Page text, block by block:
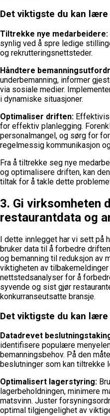
Det viktigste du kan lære
Tiltrekke nye medarbeidere:
synlig ved å spre ledige
og rekrutteringsnettsteder.
Håndtere
underbemanning, informer
via sosiale medier.
i dynamiske situasjoner.
Optimaliser driften:
for effektiv planlegging.
personalmangel, og sørg for
regelmessig kommunikasjon
Fra å tiltrekke seg nye
og optimalisere driften, kan
tiltak for å takle dette
3. Gi virksomheten
restaurantdata og
I dette innlegget har vi sett på
bruker data til å forbedre
og bemanning til reduksjon av
viktigheten av
nettstedsanalyser for å
syvende og sist gjør
konkurranseutsatte bransje.
Det viktigste du kan lære
Datadrevet
identifisere populære
bemanningsbehov. På den
beslutninger som kan tiltrekke
Optimalisert lagerstyring:
lagerbeholdningen, minimere
matsvinn. Juster
optimal tilgjengelighet av